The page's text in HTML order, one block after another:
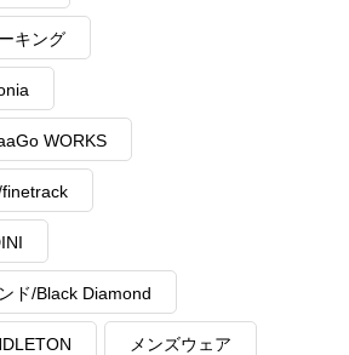
キング
WORKS
ド/Black Diamond
メンズウェア